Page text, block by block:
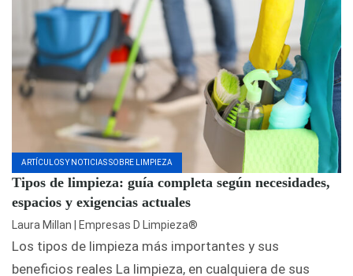
ARTÍCULOS Y NOTICIAS SOBRE LIMPIEZA
Tipos de limpieza: guía completa según necesidades,
espacios y exigencias actuales
Laura Millan | Empresas D Limpieza®
Los tipos de limpieza más importantes y sus
beneficios reales La limpieza, en cualquiera de sus